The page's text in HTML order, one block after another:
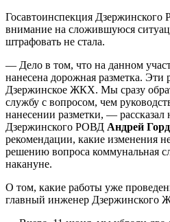
Госавтоинспекция Дзержинского
внимание на сложившуюся
штрафовать не стала.
— Дело в том, что на данном
нанесена дорожная разметка.
Дзержинское ЖКХ. Мы сразу
службу с вопросом, чем
нанесении разметки, —
Дзержинского РОВД Андрей
рекомендации, какие изменения
решению вопроса коммунальная
накануне.
О том, какие работы уже
главный инженер Дзержинского